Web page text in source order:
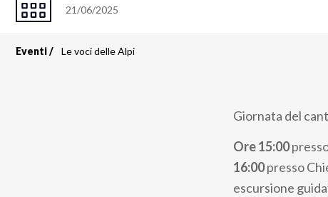
21/06/2025
Eventi Le voci delle Alpi
Giornata del
Ore 15:00
16:00presso
escursione